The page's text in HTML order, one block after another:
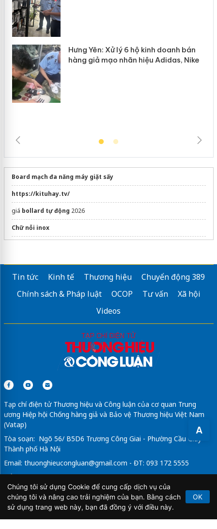
A
Board mạch đa năng máy giặt sấy
https://kituhay.tv/
giá bollard tự động 2026
Chữ nỗi inox
Tin tức Kinh tế Thương hiệu
Chuyển động 389
Chính sách & Pháp luật
OCOP Tư vấn
Xã hội
Videos
Tạp chí điện tử Thương hiệu và Công luận của cơ quan Trung
ương Hiệp hội Chống hàng giả và Bảo vệ Thương hiệu Việt Nam
(Vatap)
Tòa soạn: Ngõ 56/ B5D6 Trương Công Giai - Phường Cầu Giấy -
Thành phố Hà Nội
Email: thuonghieucongluan@gmail.com - ĐT: 093 172 5555
Tổng Biên Tập: Vũ Đức Thuận
Giấy phép hoạt động báo chí điện tử số 64/GP-BTTTT do Bộ
Thông tin và Truyền thông cấp ngày 21/2/2020.
Chúng tôi sử dụng Cookie để cung cấp dịch vụ của
chúng tôi và nâng cao trải nghiệm của bạn. Bằng cách
sử dụng trang web này, bạn đã đồng ý với điều này.
OK